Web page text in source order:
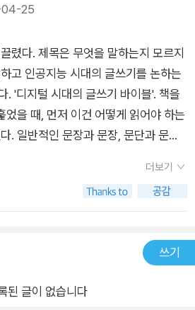
레비티》를 읽는 이가 학생이나 직장
발표는 더 큰 주목을 받을 것이며,
리더라면 자신의 메시지가 명확하고
. SNS에서는 더 많은 조회수와 팔로
브레비티》는 디지털 시대에서 살아남
세계
바뀌는 시간 106분, 당신만의 《스
누구나 쉽게 이해할 수 있도록 다양한
된 커뮤니케이션의 예시로는 2021년
했던 바이든 대통령의 연설을 뽑는다.
그의 준비 부족을 꼬집었다. 저자들은
《스마트 브레비티》가 필요한 이유를
25
렸다. 제목은 무엇을 말하는지 모르지
고 인공지능 시대의 글쓰기를 논하는
. '디지털 시대의 글쓰기 바이블'. 책을
었을 때, 먼저 이건 어떻게 읽어야 하는
. 일반적인 문장과 문장, 문단과 문단,
황했는데 읽다보니 왜 이런 구성을 하고
서 말하는 스마트 브레비티가 이 책
리고 리뷰를 쓰고 있는 이 글은, 전혀
. 꽤 많은 뉴스레터를 구독하는데-너무
기도 하는데-, 그중 스마트 브레비티
티의 공식을 잘 따르고 있는 뉴스레터
더보기
쓰기
된 글이 없습니다